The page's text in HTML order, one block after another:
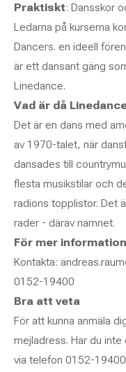
Praktiskt: Dansskor
Ledarna på kurserna
Dancers. en ideell
är ett dansant gäng
Linedance.
Vad är då
Det är en dans med
av 1970-talet, när
dansades till
flesta musikstilar och
radions topplistor. Det
rader - därav namnet.
För mer information
Kontakta:
0152-19400
Bra att veta
För att kunna anmäla
mejladress. Har du
via telefon 0152-